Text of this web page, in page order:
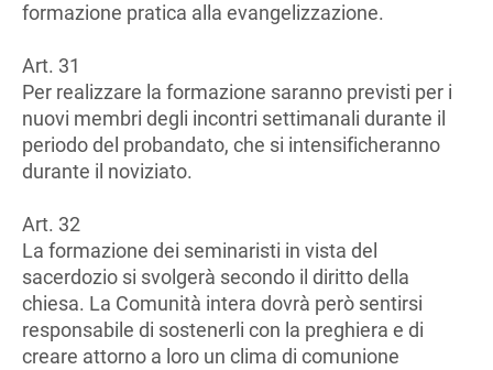
formazione pratica alla evangelizzazione.
Art. 31
Per realizzare la formazione saranno previsti per i
nuovi membri degli incontri settimanali durante il
periodo del probandato, che si intensificheranno
durante il noviziato.
Art. 32
La formazione dei seminaristi in vista del
sacerdozio si svolgerà secondo il diritto della
chiesa. La Comunità intera dovrà però sentirsi
responsabile di sostenerli con la preghiera e di
creare attorno a loro un clima di comunione